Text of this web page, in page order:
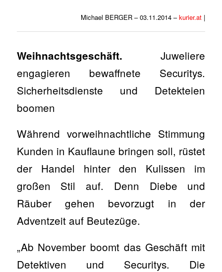
Michael BERGER – 03.11.2014 –kurier.at |
Weihnachtsgeschäft. Juweliere
engagieren bewaffnete Securitys.
Sicherheitsdienste und Detekteien
boomen
Während vorweihnachtliche Stimmung
Kunden in Kauflaune bringen soll, rüstet
der Handel hinter den Kulissen im
großen Stil auf. Denn Diebe und
Räuber gehen bevorzugt in der
Adventzeit auf Beutezüge.
„Ab November boomt das Geschäft mit
Detektiven und Securitys. Die